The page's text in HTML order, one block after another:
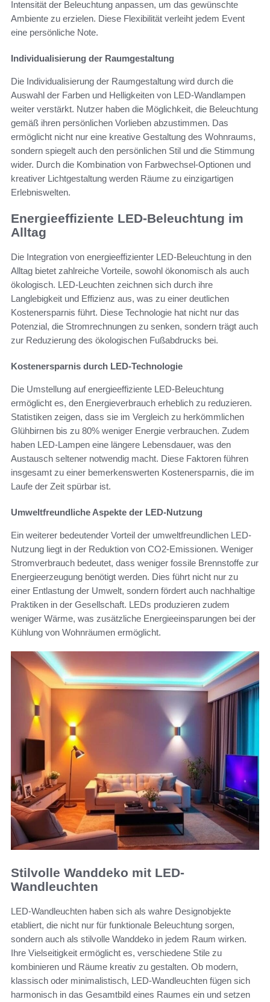
Intensität der Beleuchtung anpassen, um das gewünschte
Ambiente zu erzielen. Diese Flexibilität verleiht jedem Event
eine persönliche Note.
Individualisierung der Raumgestaltung
Die Individualisierung der Raumgestaltung wird durch die
Auswahl der Farben und Helligkeiten von LED-Wandlampen
weiter verstärkt. Nutzer haben die Möglichkeit, die Beleuchtung
gemäß ihren persönlichen Vorlieben abzustimmen. Das
ermöglicht nicht nur eine kreative Gestaltung des Wohnraums,
sondern spiegelt auch den persönlichen Stil und die Stimmung
wider. Durch die Kombination von Farbwechsel-Optionen und
kreativer Lichtgestaltung werden Räume zu einzigartigen
Erlebniswelten.
Energieeffiziente LED-Beleuchtung im
Alltag
Die Integration von energieeffizienter LED-Beleuchtung in den
Alltag bietet zahlreiche Vorteile, sowohl ökonomisch als auch
ökologisch. LED-Leuchten zeichnen sich durch ihre
Langlebigkeit und Effizienz aus, was zu einer deutlichen
Kostenersparnis führt. Diese Technologie hat nicht nur das
Potenzial, die Stromrechnungen zu senken, sondern trägt auch
zur Reduzierung des ökologischen Fußabdrucks bei.
Kostenersparnis durch LED-Technologie
Die Umstellung auf energieeffiziente LED-Beleuchtung
ermöglicht es, den Energieverbrauch erheblich zu reduzieren.
Statistiken zeigen, dass sie im Vergleich zu herkömmlichen
Glühbirnen bis zu 80% weniger Energie verbrauchen. Zudem
haben LED-Lampen eine längere Lebensdauer, was den
Austausch seltener notwendig macht. Diese Faktoren führen
insgesamt zu einer bemerkenswerten Kostenersparnis, die im
Laufe der Zeit spürbar ist.
Umweltfreundliche Aspekte der LED-Nutzung
Ein weiterer bedeutender Vorteil der umweltfreundlichen LED-
Nutzung liegt in der Reduktion von CO2-Emissionen. Weniger
Stromverbrauch bedeutet, dass weniger fossile Brennstoffe zur
Energieerzeugung benötigt werden. Dies führt nicht nur zu
einer Entlastung der Umwelt, sondern fördert auch nachhaltige
Praktiken in der Gesellschaft. LEDs produzieren zudem
weniger Wärme, was zusätzliche Energieeinsparungen bei der
Kühlung von Wohnräumen ermöglicht.
Stilvolle Wanddeko mit LED-
Wandleuchten
LED-Wandleuchten haben sich als wahre Designobjekte
etabliert, die nicht nur für funktionale Beleuchtung sorgen,
sondern auch als stilvolle Wanddeko in jedem Raum wirken.
Ihre Vielseitigkeit ermöglicht es, verschiedene Stile zu
kombinieren und Räume kreativ zu gestalten. Ob modern,
klassisch oder minimalistisch, LED-Wandleuchten fügen sich
harmonisch in das Gesamtbild eines Raumes ein und setzen